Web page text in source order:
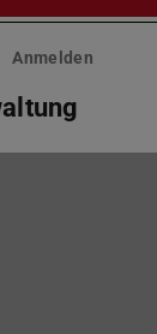
Anmelden